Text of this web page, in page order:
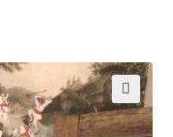
🔍